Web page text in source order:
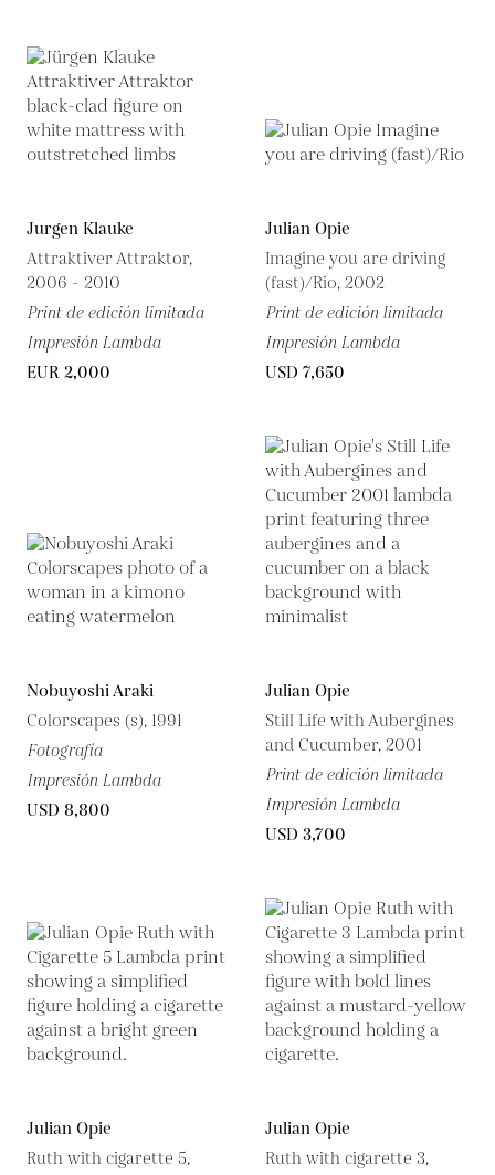
Jurgen Klauke
Attraktiver Attraktor,
2006 - 2010
Print de edición limitada
Impresión Lambda
EUR 2,000
Julian Opie
Imagine you are driving
(fast)/Rio, 2002
Print de edición limitada
Impresión Lambda
USD 7,650
Nobuyoshi Araki
Colorscapes (s), 1991
Fotografía
Impresión Lambda
USD 8,800
Julian Opie
Still Life with Aubergines
and Cucumber, 2001
Print de edición limitada
Impresión Lambda
USD 3,700
Julian Opie
Ruth with cigarette 5,
Julian Opie
Ruth with cigarette 3,